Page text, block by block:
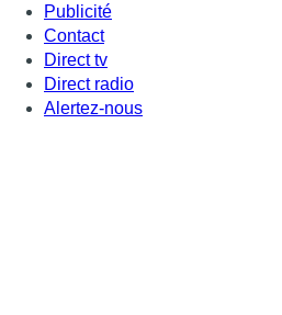
Publicité
Contact
Direct tv
Direct radio
Alertez-nous